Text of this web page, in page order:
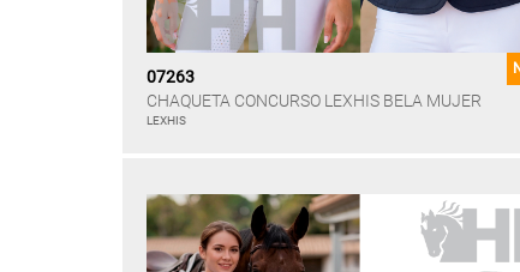
07263
CHAQUETA CONCURSO LEXHIS BELA MUJER
LEXHIS